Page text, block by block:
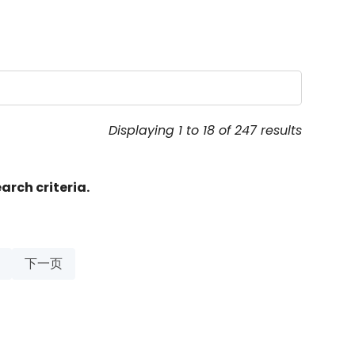
Displaying 1 to 18 of 247 results
criteria.
下一页